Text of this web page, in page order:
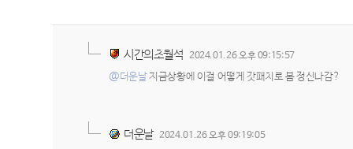
시간의초월석 2024.01.26 오후 09:15:57
@더운날지금상황에 이걸 어떻게 갓패치로 봄 정신나감?
더운날 2024.01.26 오후 09:19:05